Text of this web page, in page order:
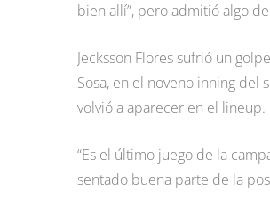
bien allí”, pero admitió algo
Jecksson Flores sufrió un
Sosa, en el noveno inning
volvió a aparecer en el lineup.
“Es el último juego de la
sentado buena parte de la